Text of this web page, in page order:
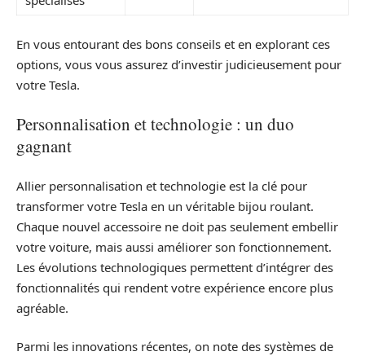
En vous entourant des bons conseils et en explorant ces
options, vous vous assurez d’investir judicieusement pour
votre Tesla.
Personnalisation et technologie : un duo
gagnant
Allier personnalisation et technologie est la clé pour
transformer votre Tesla en un véritable bijou roulant.
Chaque nouvel accessoire ne doit pas seulement embellir
votre voiture, mais aussi améliorer son fonctionnement.
Les évolutions technologiques permettent d’intégrer des
fonctionnalités qui rendent votre expérience encore plus
agréable.
Parmi les innovations récentes, on note des systèmes de